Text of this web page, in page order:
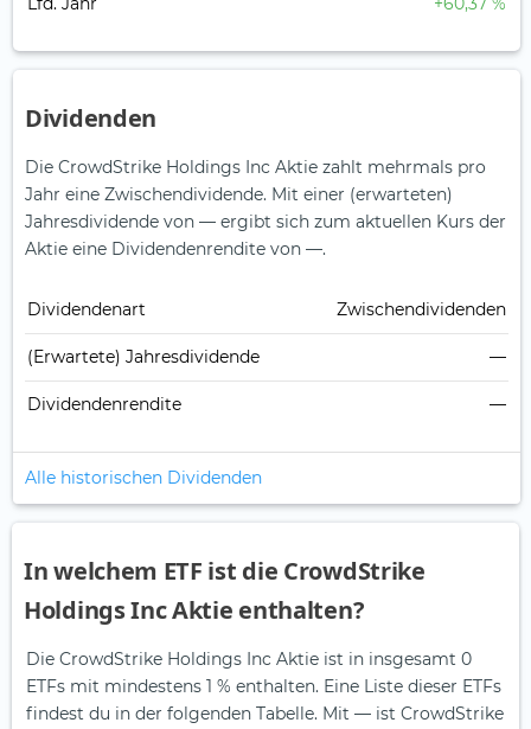
Dividenden
Die CrowdStrike Holdings Inc Aktie zahlt mehrmals pro
Jahr eine Zwischendividende. Mit einer (erwarteten)
Jahresdividende von — ergibt sich zum aktuellen Kurs der
Aktie eine Dividendenrendite von —.
Dividendenart Zwischendividenden
(Erwartete) Jahresdividende —
Dividendenrendite —
Alle historischen Dividenden
In welchem ETF ist die CrowdStrike
Holdings Inc Aktie enthalten?
Die CrowdStrike Holdings Inc Aktie ist in insgesamt 0
ETFs mit mindestens 1 % enthalten. Eine Liste dieser ETFs
findest du in der folgenden Tabelle. Mit — ist CrowdStrike